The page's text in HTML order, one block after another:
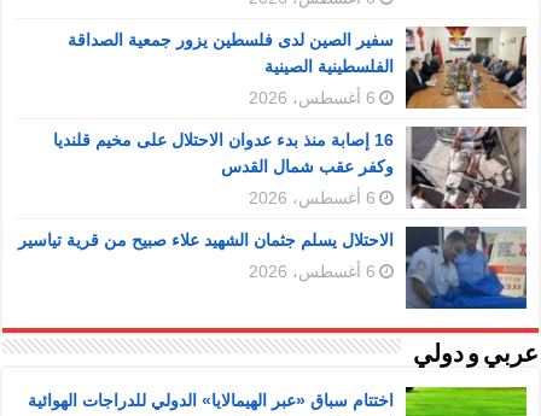
سفير الصين لدى فلسطين يزور جمعية الصداقة
الفلسطينية الصينية
6 أغسطس، 2026
16 إصابة منذ بدء عدوان الاحتلال على مخيم قلنديا
وكفر عقب شمال القدس
6 أغسطس، 2026
الاحتلال يسلم جثمان الشهيد علاء صبيح من قرية تياسير
6 أغسطس، 2026
عربي و دولي
اختتام سباق «عبر الهيمالايا» الدولي للدراجات الهوائية